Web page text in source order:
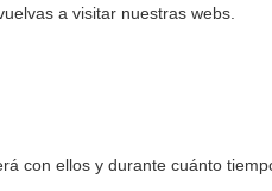
a visitar nuestras webs.
con ellos y durante cuánto